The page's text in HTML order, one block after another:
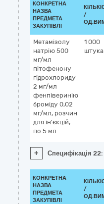
КОНКРЕТНА
НАЗВА
ПРЕДМЕТА
ЗАКУПІВЛІ
/
Метамізолу
натрію 500
мг/мл
пітофенону
гідрохлориду
2 мг/мл
фенпіверинію
броміду 0,02
мг/мл, розчин
для ін'єкцій,
по 5 мл
1 000
штука
+ Специфікація
КОНКРЕТНА
НАЗВА
ПРЕДМЕТА
ЗАКУПІВЛІ
/